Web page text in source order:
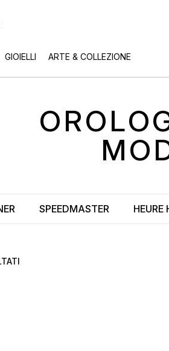
GIOIELLI ARTE & COLLEZIONE
SPEEDMASTER HEURE